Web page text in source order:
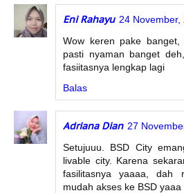
Eni Rahayu 24 November,
Wow keren pake
pasti nyaman banget
fasiitasnya lengkap lagi
Balas
Adriana Dian 27
Setujuuu. BSD City
livable city. Karena
fasilitasnya yaaaa, dah
mudah akses ke BSD yaaa